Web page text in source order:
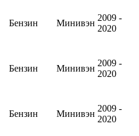
Бензин Минивэн
2009 -
2020
Бензин Минивэн
2009 -
2020
Бензин Минивэн
2009 -
2020